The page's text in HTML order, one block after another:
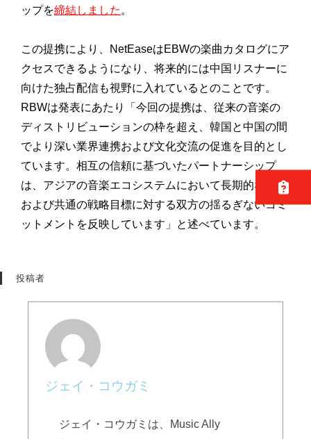
ップを締結しました。
この提携により、NetEaseはEBWの楽曲カタログにア
クセスできるようになり、将来的には中国リスナーに
向けた独占配信も視野に入れているとのことです。
RBWは発表にあたり「今回の提携は、従来の音楽の
ディストリビューションの枠を超え、韓国と中国の間
でより深い業界連携および文化交流の促進を目的とし
ています。相互の信頼に基づいたパートナーシップ
は、アジアの音楽エコシステムにおいて長期的な協業
および共通の戦略目標に対する双方の揺るぎないコミ
ットメントを反映しています」と述べています。
投稿者
ジェイ・コウガミ
ジェイ・コウガミは、Music Ally